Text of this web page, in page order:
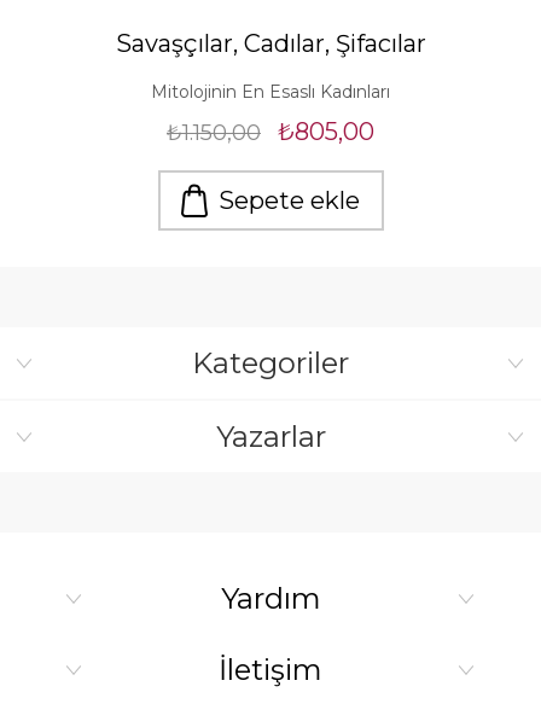
Savaşçılar, Cadılar, Şifacılar
Mitolojinin En Esaslı Kadınları
₺1.150,00 ₺805,00
Sepete ekle
Kategoriler
Yazarlar
Yardım
İletişim